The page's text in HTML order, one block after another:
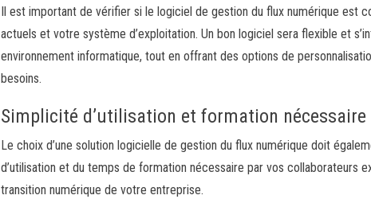
Il est important de vérifier si le logiciel de gestion du flux numérique est
actuels et votre système d’exploitation. Un bon logiciel sera flexible et
environnement informatique, tout en offrant des options de
besoins.
Simplicité d’utilisation et formation nécessaire
Le choix d’une solution logicielle de gestion du flux numérique doit
d’utilisation et du temps de formation nécessaire par vos collaborateurs
transition numérique de votre entreprise.